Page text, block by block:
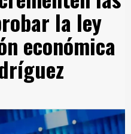
la ley
económica